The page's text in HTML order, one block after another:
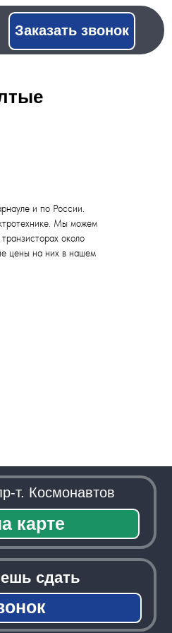
и по России.
Мы можем
около
цены на них в нашем